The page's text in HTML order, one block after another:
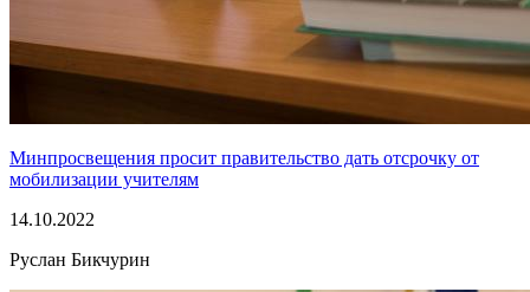
Минпросвещения просит правительство дать отсрочку от
мобилизации учителям
14.10.2022
Руслан Бикчурин